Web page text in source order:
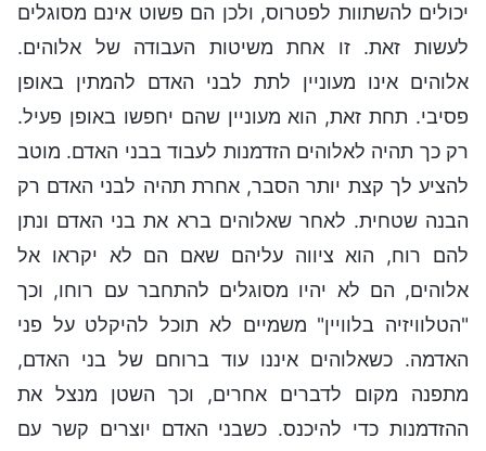
יכולים להשתוות לפטרוס, ולכן הם פשוט אינם מסוגלים
לעשות זאת. זו אחת משיטות העבודה של אלוהים.
אלוהים אינו מעוניין לתת לבני האדם להמתין באופן
פסיבי. תחת זאת, הוא מעוניין שהם יחפשו באופן פעיל.
רק כך תהיה לאלוהים הזדמנות לעבוד בבני האדם. מוטב
להציע לך קצת יותר הסבר, אחרת תהיה לבני האדם רק
הבנה שטחית. לאחר שאלוהים ברא את בני האדם ונתן
להם רוח, הוא ציווה עליהם שאם הם לא יקראו אל
אלוהים, הם לא יהיו מסוגלים להתחבר עם רוחו, וכך
"הטלוויזיה בלוויין" משמיים לא תוכל להיקלט על פני
האדמה. כשאלוהים איננו עוד ברוחם של בני האדם,
מתפנה מקום לדברים אחרים, וכך השטן מנצל את
ההזדמנות כדי להיכנס. כשבני האדם יוצרים קשר עם